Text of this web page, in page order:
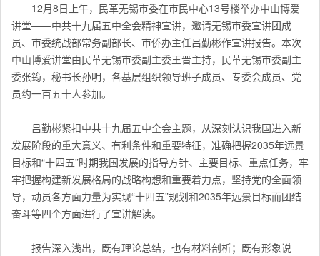
12月8日上午，民革无锡市委在市民中心13号楼举办中山博爱
讲堂——中共十九届五中全会精神宣讲，邀请无锡市委宣讲团成
员、市委统战部常务副部长、市侨办主任吕勤彬作宣讲报告。本次
中山博爱讲堂由民革无锡市委副主委王晋主持，民革无锡市委副主
委张筠，秘书长孙明，各基层组织领导班子成员、专委会成员、党
员约一百五十人参加。
吕勤彬紧扣中共十九届五中全会主题，从深刻认识我国进入新
发展阶段的重大意义、有利条件和重要特征，准确把握2035年远景
目标和“十四五”时期我国发展的指导方针、主要目标、重点任务，牢
牢把握构建新发展格局的战略构想和重要着力点，坚持党的全面领
导，动员各方面力量为实现“十四五”规划和2035年远景目标而团结
奋斗等四个方面进行了宣讲解读。
报告深入浅出，既有理论总结，也有材料剖析；既有形象说